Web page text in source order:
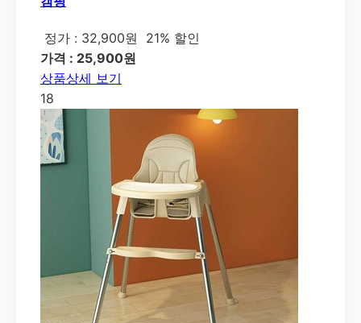
정가 : 32,900원
21% 할인
가격 : 25,900원
상품상세 보기
18